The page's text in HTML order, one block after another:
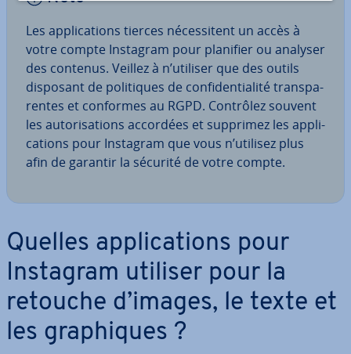
Les ap­pli­ca­tions tierces né­ces­si­tent un accès à
votre compte Instagram pour planifier ou analyser
des contenus. Veillez à n’utiliser que des outils
disposant de po­li­tiques de con­fi­den­tia­lité trans­pa­
rentes et conformes au RGPD. Contrôlez souvent
les au­to­ri­sa­tions accordées et supprimez les ap­pli­
ca­tions pour Instagram que vous n’utilisez plus
afin de garantir la sécurité de votre compte.
Quelles ap­pli­ca­tions pour
Instagram utiliser pour la
retouche d’images, le texte et
les gra­phiques ?